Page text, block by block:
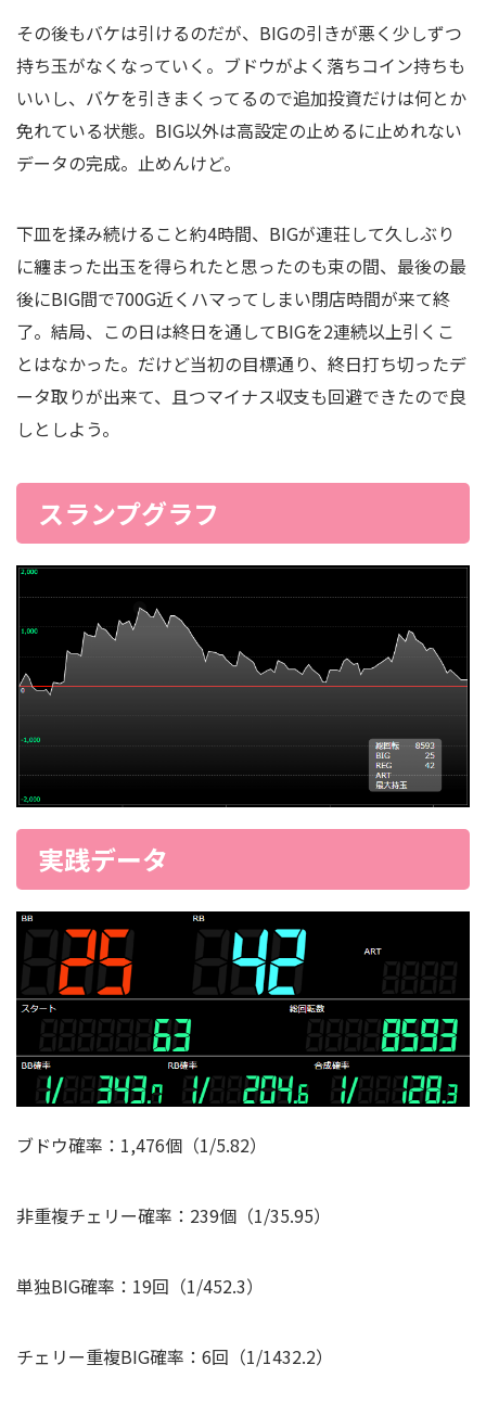
その後もバケは引けるのだが、BIGの引きが悪く少しずつ
持ち玉がなくなっていく。ブドウがよく落ちコイン持ちも
いいし、バケを引きまくってるので追加投資だけは何とか
免れている状態。BIG以外は高設定の止めるに止めれない
データの完成。止めんけど。
下皿を揉み続けること約4時間、BIGが連荘して久しぶり
に纏まった出玉を得られたと思ったのも束の間、最後の最
後にBIG間で700G近くハマってしまい閉店時間が来て終
了。結局、この日は終日を通してBIGを2連続以上引くこ
とはなかった。だけど当初の目標通り、終日打ち切ったデ
ータ取りが出来て、且つマイナス収支も回避できたので良
しとしよう。
スランプグラフ
実践データ
ブドウ確率：1,476個（1/5.82）
非重複チェリー確率：239個（1/35.95）
単独BIG確率：19回（1/452.3）
チェリー重複BIG確率： 6回（1/1432.2）